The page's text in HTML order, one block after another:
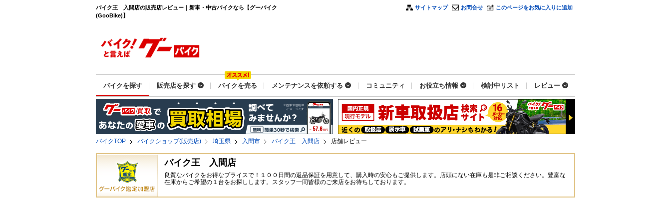
バイク王 入間店の販売店レビュー｜新車・中古バイクなら【グーバイク
(GooBike)】
サイトマップ お問合せ このページをお気に入りに追加
バイクを探す 販売店を探す バイクを売る メンテナンスを依頼する コミュニティ お役立ち情報 検討中リスト レビュー
バイクTOP バイクショップ(販売店) 埼玉県 入間市 バイク王 入間店 店舗レビュー
バイク王 入間店
良質なバイクをお得なプライスで！１００日間の返品保証を用意して、購入時の安心もご提供します。店頭にない在庫も是非ご相談ください。豊富な
在庫からご希望の１台をお探しします。スタッフ一同皆様のご来店をお待ちしております。